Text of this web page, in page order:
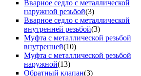
Вварное седло с металлической
наружной резьбой(3)
Вварное седло с металлической
внутренней резьбой(3)
Муфта с металлической резьбой
внутренней(10)
Муфта с металлической резьбой
наружной(13)
Обратный клапан(3)